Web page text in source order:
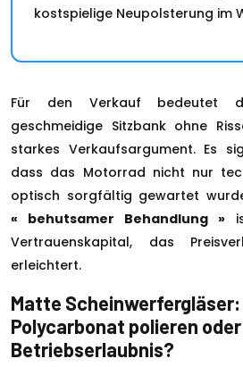
kostspielige Neupolsterung im
Für den Verkauf bedeutet
geschmeidige Sitzbank ohne
starkes Verkaufsargument. Es
dass das Motorrad nicht nur
optisch sorgfältig gewartet
« behutsamer Behandlung »
Vertrauenskapital, das
erleichtert.
Matte Scheinwerfergläser:
Polycarbonat polieren
Betriebserlaubnis?